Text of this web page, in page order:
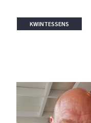
KWINTESSENS